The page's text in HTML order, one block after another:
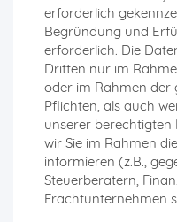
erforderlich
Begründung und
erforderlich. Die
Dritten nur im
oder im Rahmen der
Pflichten, als auch
unserer
wir Sie im Rahmen
informieren (z.B.,
Steuerberatern,
Frachtunternehmen